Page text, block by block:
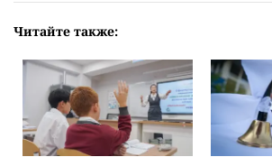
Читайте также: